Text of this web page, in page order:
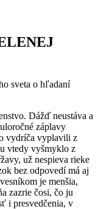
sveta o hľadaní
Dážď neustáva a
záplavy
vydríča vyplavili z
vtedy vyšmyklo z
už nespieva rieke
bez odpovedí má aj
je menšia,
zazrie čosi, čo ju
i presvedčenia, v